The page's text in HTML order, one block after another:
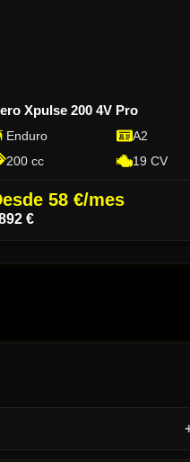
Xpulse 200 4V Pro
Enduro
A2
200 cc
19 CV
58 €/mes
€